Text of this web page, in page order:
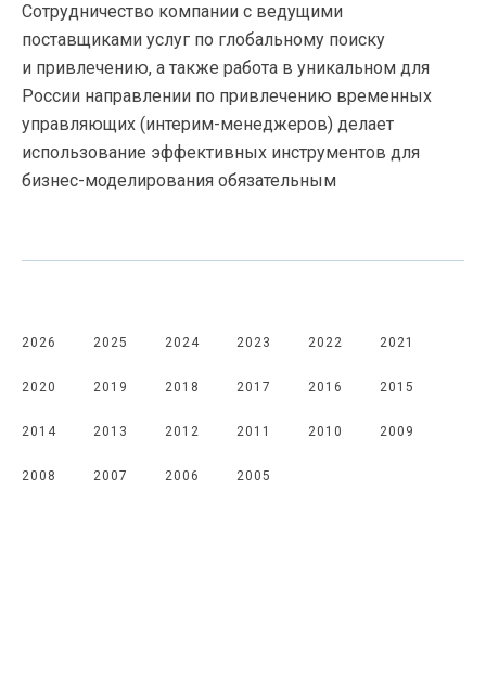
Сотрудничество компании с ведущими
поставщиками услуг по глобальному поиску
и привлечению, а также работа в уникальном для
России направлении по привлечению временных
управляющих (интерим-менеджеров) делает
использование эффективных инструментов для
бизнес-моделирования обязательным
2026 2025 2024 2023 2022 2021
2020 2019 2018 2017 2016 2015
2014 2013 2012 2011 2010 2009
2008 2007 2006 2005